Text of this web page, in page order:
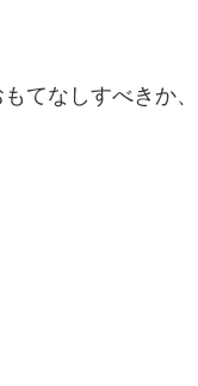
てなしすべきか、